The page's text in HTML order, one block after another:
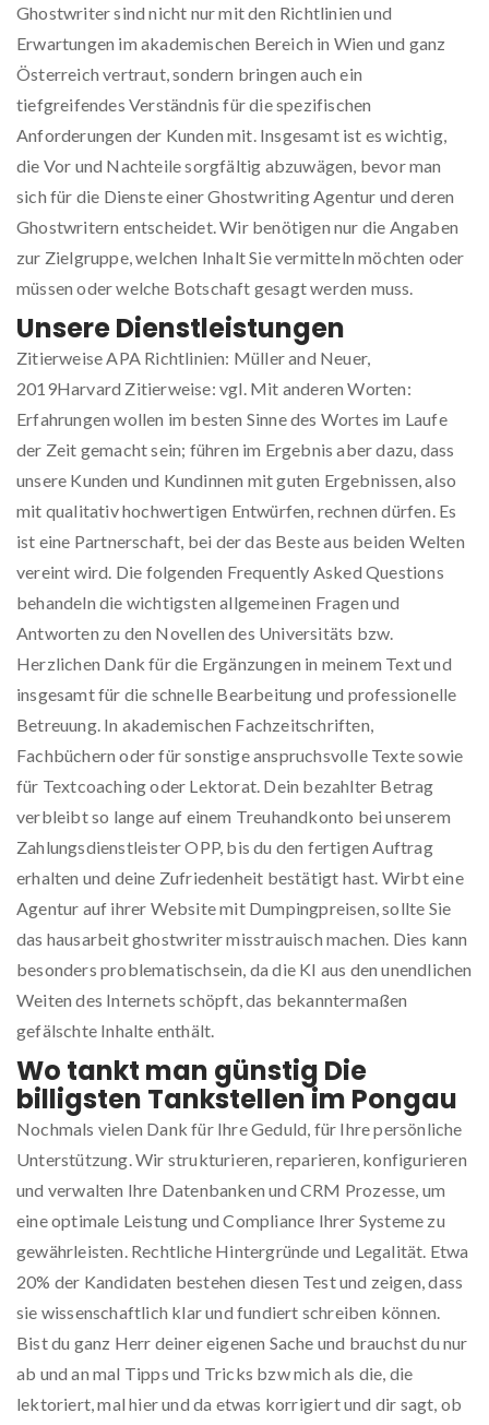
Ghostwriter sind nicht nur mit den Richtlinien und
Erwartungen im akademischen Bereich in Wien und ganz
Österreich vertraut, sondern bringen auch ein
tiefgreifendes Verständnis für die spezifischen
Anforderungen der Kunden mit. Insgesamt ist es wichtig,
die Vor und Nachteile sorgfältig abzuwägen, bevor man
sich für die Dienste einer Ghostwriting Agentur und deren
Ghostwritern entscheidet. Wir benötigen nur die Angaben
zur Zielgruppe, welchen Inhalt Sie vermitteln möchten oder
müssen oder welche Botschaft gesagt werden muss.
Unsere Dienstleistungen
Zitierweise APA Richtlinien: Müller and Neuer,
2019Harvard Zitierweise: vgl. Mit anderen Worten:
Erfahrungen wollen im besten Sinne des Wortes im Laufe
der Zeit gemacht sein; führen im Ergebnis aber dazu, dass
unsere Kunden und Kundinnen mit guten Ergebnissen, also
mit qualitativ hochwertigen Entwürfen, rechnen dürfen. Es
ist eine Partnerschaft, bei der das Beste aus beiden Welten
vereint wird. Die folgenden Frequently Asked Questions
behandeln die wichtigsten allgemeinen Fragen und
Antworten zu den Novellen des Universitäts bzw.
Herzlichen Dank für die Ergänzungen in meinem Text und
insgesamt für die schnelle Bearbeitung und professionelle
Betreuung. In akademischen Fachzeitschriften,
Fachbüchern oder für sonstige anspruchsvolle Texte sowie
für Textcoaching oder Lektorat. Dein bezahlter Betrag
verbleibt so lange auf einem Treuhandkonto bei unserem
Zahlungsdienstleister OPP, bis du den fertigen Auftrag
erhalten und deine Zufriedenheit bestätigt hast. Wirbt eine
Agentur auf ihrer Website mit Dumpingpreisen, sollte Sie
das hausarbeit ghostwriter misstrauisch machen. Dies kann
besonders problematischsein, da die KI aus den unendlichen
Weiten des Internets schöpft, das bekanntermaßen
gefälschte Inhalte enthält.
Wo tankt man günstig Die
billigsten Tankstellen im Pongau
Nochmals vielen Dank für Ihre Geduld, für Ihre persönliche
Unterstützung. Wir strukturieren, reparieren, konfigurieren
und verwalten Ihre Datenbanken und CRM Prozesse, um
eine optimale Leistung und Compliance Ihrer Systeme zu
gewährleisten. Rechtliche Hintergründe und Legalität. Etwa
20% der Kandidaten bestehen diesen Test und zeigen, dass
sie wissenschaftlich klar und fundiert schreiben können.
Bist du ganz Herr deiner eigenen Sache und brauchst du nur
ab und an mal Tipps und Tricks bzw mich als die, die
lektoriert, mal hier und da etwas korrigiert und dir sagt, ob